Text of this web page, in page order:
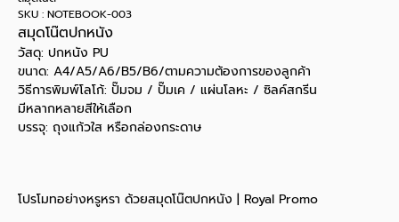
SKU : NOTEBOOK-003
สมุดโน๊ตปกหนัง
วัสดุ: ปกหนัง PU
ขนาด: A4/A5/A6/B5/B6/ตามความต้องการของลูกค้า
วิธีการพิมพ์โลโก้: ปั๊มจม / ปั๊มเค / แผ่นโลหะ / ซิลค์สกรีน
มีหลากหลายสีให้เลือก
บรรจุ: ถุงแก้วใส หรือกล่องกระดาษ
โปรโมทอย่างหรูหรา ด้วยสมุดโน๊ตปกหนัง | Royal Promo